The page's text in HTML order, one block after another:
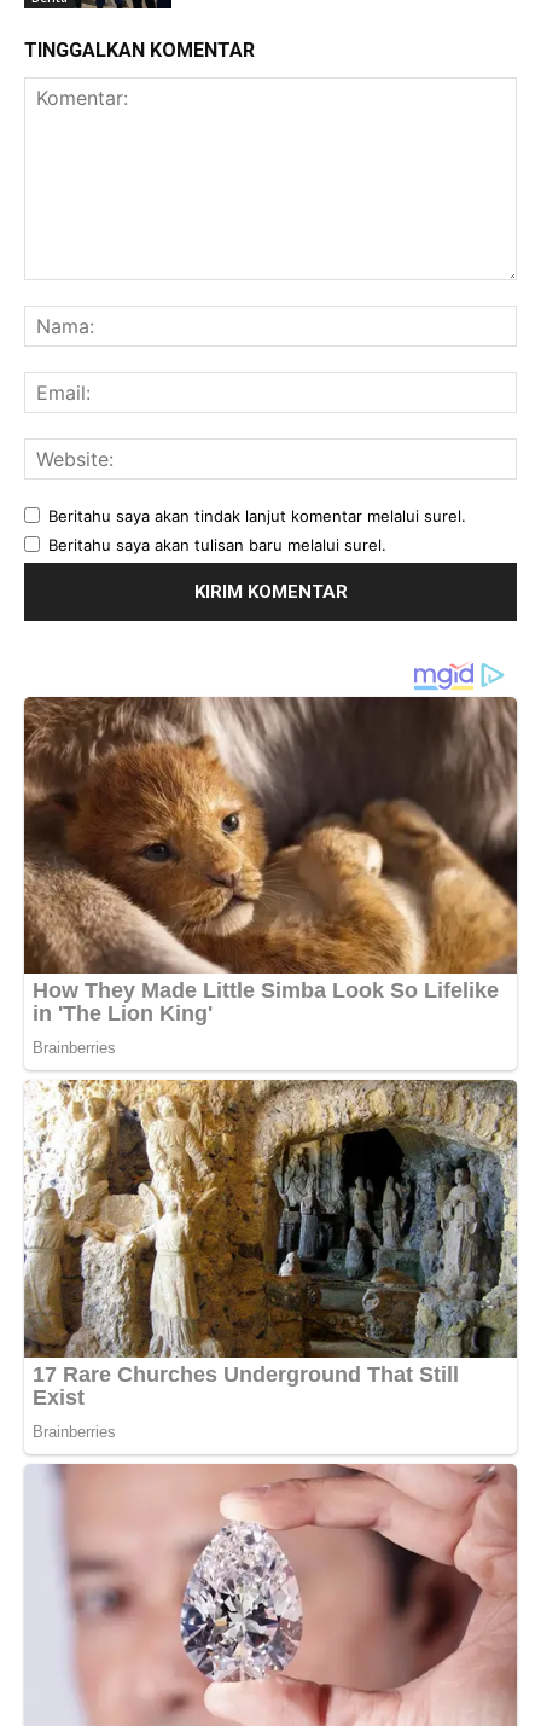
TINGGALKAN KOMENTAR
Beritahu saya akan tindak lanjut komentar melalui surel.
Beritahu saya akan tulisan baru melalui surel.